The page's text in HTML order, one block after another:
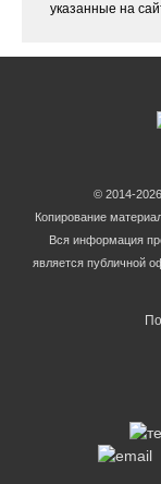
указанные на
© 2014-
Копирование
Вся информация
является публичной